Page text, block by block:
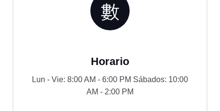
Horario
Lun - Vie: 8:00 AM - 6:00 PM Sábados: 10:00
AM - 2:00 PM